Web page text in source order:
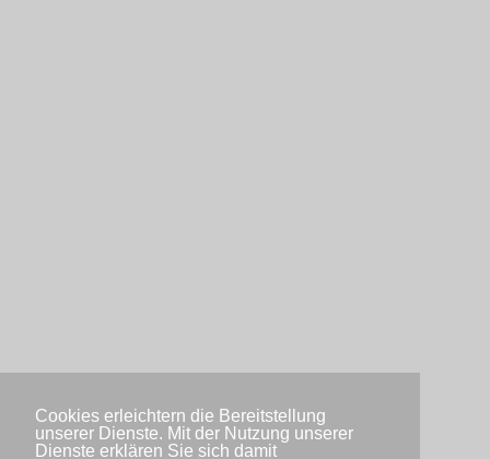
Cookies erleichtern die Bereitstellung
unserer Dienste. Mit der Nutzung unserer
Dienste erklären Sie sich damit